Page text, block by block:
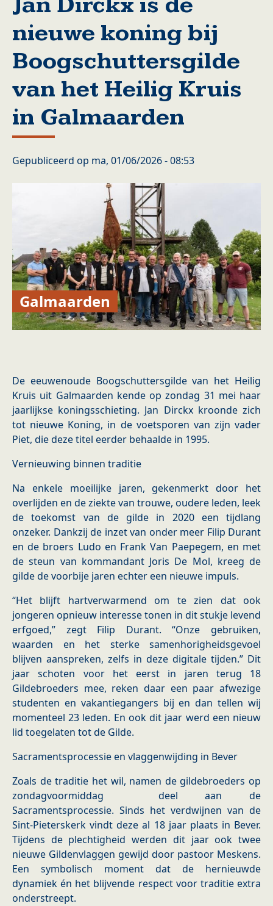
nieuwe koning bij
Boogschuttersgilde
van het Heilig Kruis
in Galmaarden
Gepubliceerd op ma, 01/06/2026 - 08:53
Galmaarden
De eeuwenoude Boogschuttersgilde van het Heilig
Kruis uit Galmaarden kende op zondag 31 mei haar
jaarlijkse koningsschieting. Jan Dirckx kroonde zich
tot nieuwe Koning, in de voetsporen van zijn vader
Piet, die deze titel eerder behaalde in 1995.
Vernieuwing binnen traditie
Na enkele moeilijke jaren, gekenmerkt door het
overlijden en de ziekte van trouwe, oudere leden, leek
de toekomst van de gilde in 2020 een tijdlang
onzeker. Dankzij de inzet van onder meer Filip Durant
en de broers Ludo en Frank Van Paepegem, en met
de steun van kommandant Joris De Mol, kreeg de
gilde de voorbije jaren echter een nieuwe impuls.
“Het blijft hartverwarmend om te zien dat ook
jongeren opnieuw interesse tonen in dit stukje levend
erfgoed,” zegt Filip Durant. “Onze gebruiken,
waarden en het sterke samenhorigheidsgevoel
blijven aanspreken, zelfs in deze digitale tijden.” Dit
jaar schoten voor het eerst in jaren terug 18
Gildebroeders mee, reken daar een paar afwezige
studenten en vakantiegangers bij en dan tellen wij
momenteel 23 leden. En ook dit jaar werd een nieuw
lid toegelaten tot de Gilde.
Sacramentsprocessie en vlaggenwijding in Bever
Zoals de traditie het wil, namen de gildebroeders op
zondagvoormiddag deel aan de
Sacramentsprocessie. Sinds het verdwijnen van de
Sint-Pieterskerk vindt deze al 18 jaar plaats in Bever.
Tijdens de plechtigheid werden dit jaar ook twee
nieuwe Gildenvlaggen gewijd door pastoor Meskens.
Een symbolisch moment dat de hernieuwde
dynamiek én het blijvende respect voor traditie extra
onderstreept.